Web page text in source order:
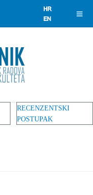
RECENZENTSKI
POSTUPAK